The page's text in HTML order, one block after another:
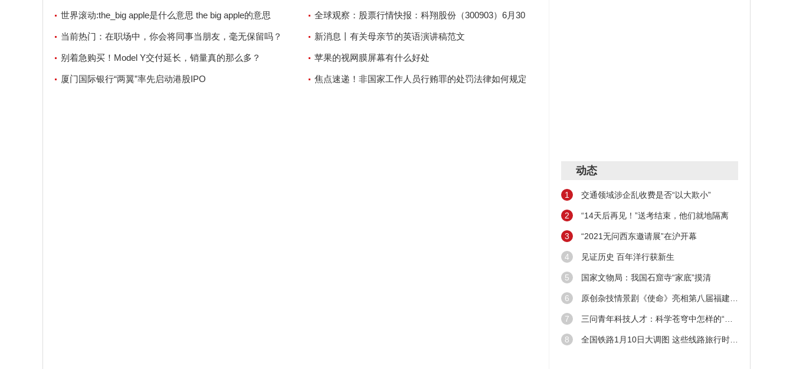
世界滚动:the_big apple是什么意思 the big apple的意思 全球观察：股票行情快报：科翔股份（300903）6月30日主
力资金净卖出1114.12万元
当前热门：在职场中，你会将同事当朋友，毫无保留吗？ 新消息丨有关母亲节的英语演讲稿范文
别着急购买！Model Y交付延长，销量真的那么多？ 苹果的视网膜屏幕有什么好处
厦门国际银行“两翼”率先启动港股IPO 焦点速递！非国家工作人员行贿罪的处罚法律如何规定的
动态
1 交通领域涉企乱收费是否“以大欺小”
2 “14天后再见！”送考结束，他们就地隔离
3 “2021无问西东邀请展”在沪开幕
4 见证历史 百年洋行获新生
5 国家文物局：我国石窟寺“家底”摸清
6 原创杂技情景剧《使命》亮相第八届福建艺术节
7 三问青年科技人才：科学苍穹中怎样的“新星”在闪耀
8 全国铁路1月10日大调图 这些线路旅行时间缩短！